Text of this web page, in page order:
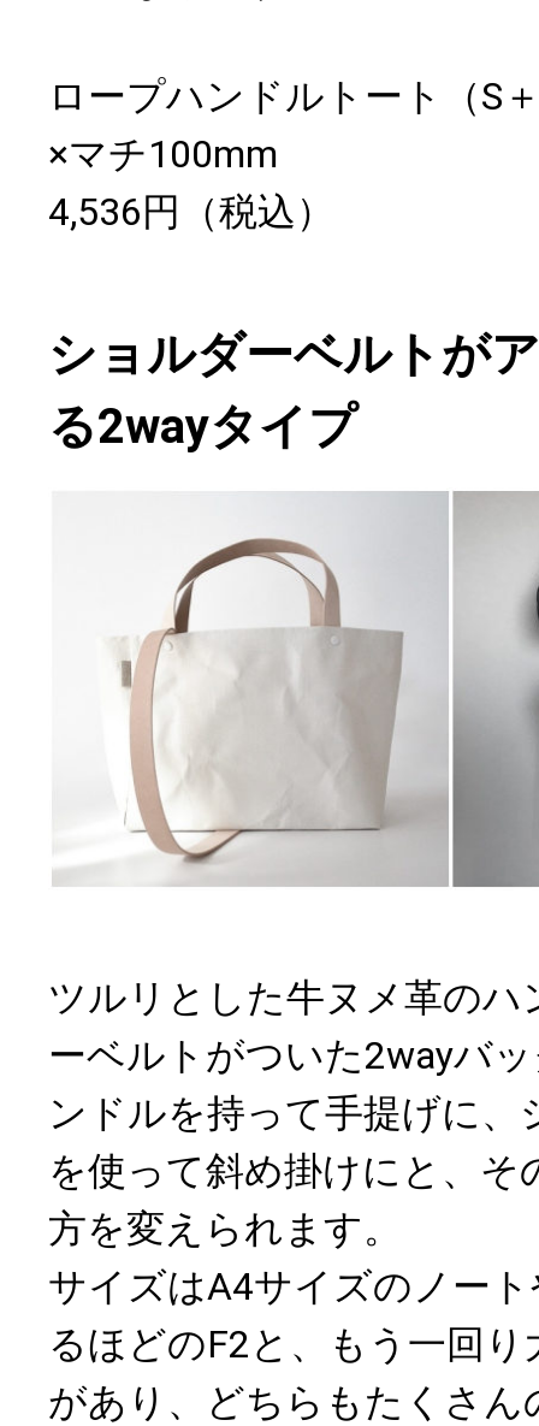
ロープハンドルトート（S
×マチ100mm
4,536円（税込）
ショルダーベルトが
る2wayタイプ
ツルリとした牛ヌメ革の
ーベルトがついた2wayバ
ンドルを持って手提げに、
を使って斜め掛けにと、そ
方を変えられます。
サイズはA4サイズのノー
るほどのF2と、もう一回
があり、どちらもたくさん